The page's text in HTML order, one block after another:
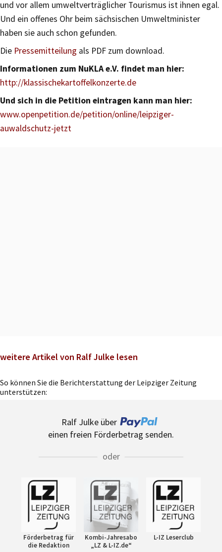
und vor allem umweltverträglicher Tourismus ist ihnen egal.
Und ein offenes Ohr beim sächsischen Umweltminister
haben sie auch schon gefunden.
Die Pressemitteilung als PDF zum download.
Informationen zum NuKLA e.V. findet man hier:
http://klassischekartoffelkonzerte.de
Und sich in die Petition eintragen kann man hier:
www.openpetition.de/petition/online/leipziger-
auwaldschutz-jetzt
weitere Artikel von Ralf Julke lesen
So können Sie die Berichterstattung der Leipziger Zeitung
unterstützen:
Ralf Julke über
einen freien Förderbetrag senden.
oder
Förderbetrag für
die Redaktion
Kombi-Jahresabo
„LZ & L-IZ.de“
L-IZ Leserclub